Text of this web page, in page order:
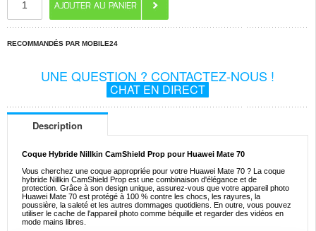
RECOMMANDÉS PAR MOBILE24
UNE QUESTION ? CONTACTEZ-NOUS !
CHAT EN DIRECT
Description
Coque Hybride Nillkin CamShield Prop pour Huawei Mate 70
Vous cherchez une coque appropriée pour votre Huawei Mate 70 ? La coque
hybride Nillkin CamShield Prop est une combinaison d'élégance et de
protection. Grâce à son design unique, assurez-vous que votre appareil photo
Huawei Mate 70 est protégé à 100 % contre les chocs, les rayures, la
poussière, la saleté et les autres dommages quotidiens. En outre, vous pouvez
utiliser le cache de l'appareil photo comme béquille et regarder des vidéos en
mode mains libres.